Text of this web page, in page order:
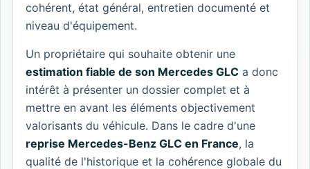
cohérent, état général, entretien documenté et
niveau d'équipement.
Un propriétaire qui souhaite obtenir une
estimation fiable de son Mercedes GLC a donc
intérêt à présenter un dossier complet et à
mettre en avant les éléments objectivement
valorisants du véhicule. Dans le cadre d'une
reprise Mercedes-Benz GLC en France, la
qualité de l'historique et la cohérence globale du